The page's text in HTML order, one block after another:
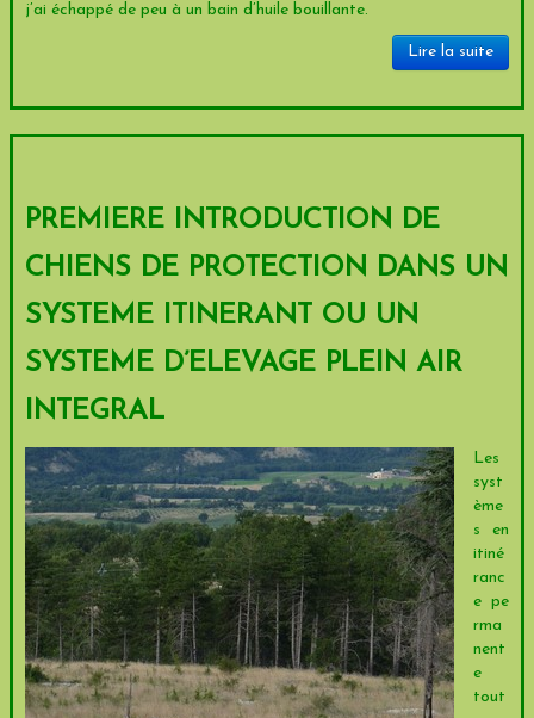
j’ai échappé de peu à un bain d’huile bouillante.
Lire la suite
PREMIERE INTRODUCTION DE
CHIENS DE PROTECTION DANS UN
SYSTEME ITINERANT OU UN
SYSTEME D’ELEVAGE PLEIN AIR
INTEGRAL
Les
syst
ème
s en
itiné
ranc
e pe
rma
nent
e
tout